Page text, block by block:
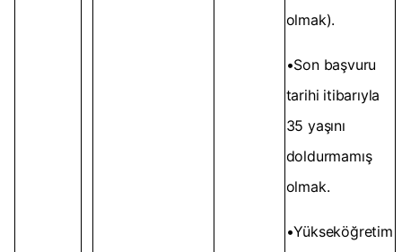
olmak).
•Son başvuru
tarihi itibarıyla
35 yaşını
doldurmamış
olmak.
•Yükseköğretim